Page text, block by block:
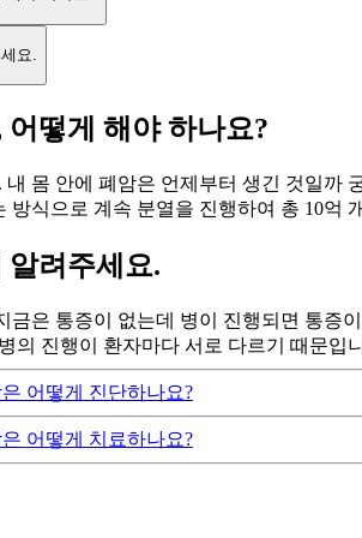
요.
떻게 해야 하나요?
몸 안에 폐암은 언제부터 생긴 것일까
방식으로 계속 분열을 진행하여 총 10억
알려주세요.
금은 통증이 없는데 병이 진행되면 통증
의 진행이 환자마다 서로 다르기 때문
어떻게 진단하나요?
어떻게 치료하나요?